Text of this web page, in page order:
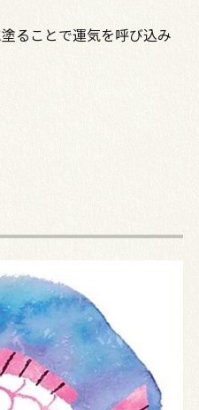
ることで運気を呼び込み